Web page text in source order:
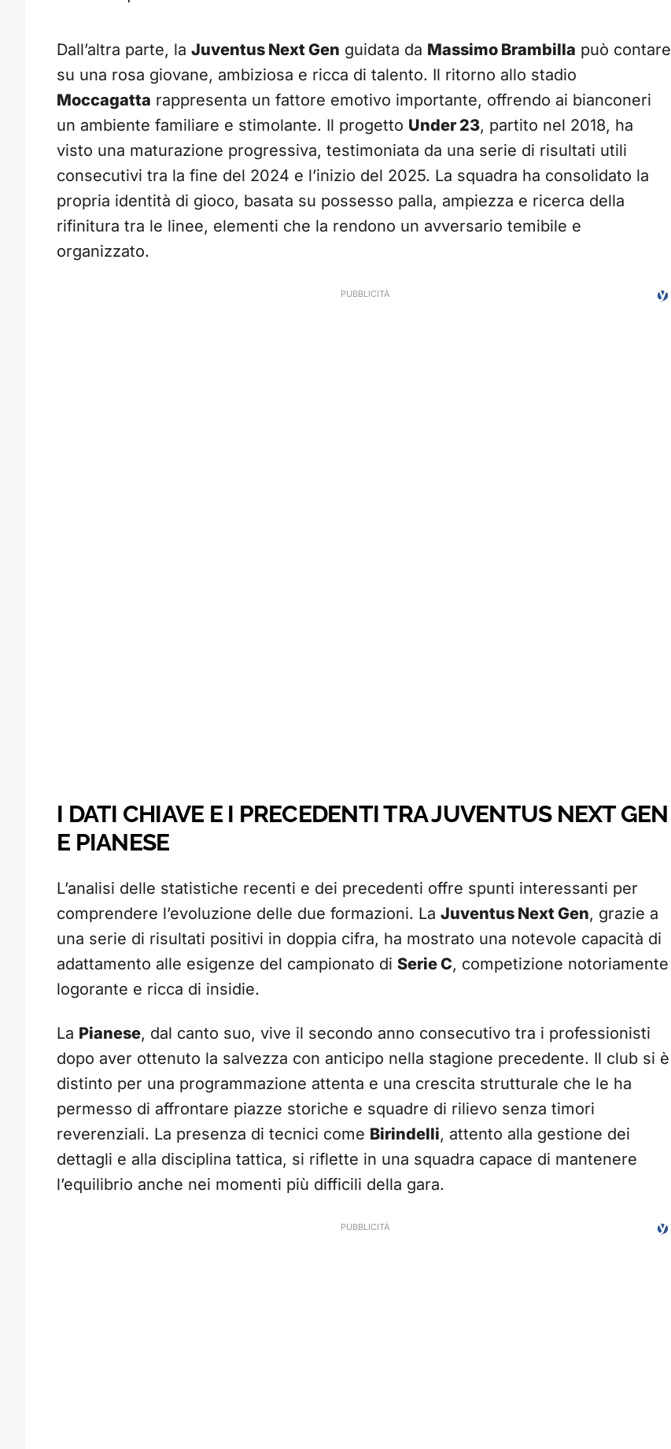
Dall’altra parte, la Juventus Next Gen guidata da Massimo Brambilla può contare
su una rosa giovane, ambiziosa e ricca di talento. Il ritorno allo stadio
Moccagatta rappresenta un fattore emotivo importante, offrendo ai bianconeri
un ambiente familiare e stimolante. Il progetto Under 23, partito nel 2018, ha
visto una maturazione progressiva, testimoniata da una serie di risultati utili
consecutivi tra la fine del 2024 e l’inizio del 2025. La squadra ha consolidato la
propria identità di gioco, basata su possesso palla, ampiezza e ricerca della
rifinitura tra le linee, elementi che la rendono un avversario temibile e
organizzato.
I DATI CHIAVE E I PRECEDENTI TRA JUVENTUS NEXT GEN
E PIANESE
L’analisi delle statistiche recenti e dei precedenti offre spunti interessanti per
comprendere l’evoluzione delle due formazioni. La Juventus Next Gen, grazie a
una serie di risultati positivi in doppia cifra, ha mostrato una notevole capacità di
adattamento alle esigenze del campionato di Serie C, competizione notoriamente
logorante e ricca di insidie.
La Pianese, dal canto suo, vive il secondo anno consecutivo tra i professionisti
dopo aver ottenuto la salvezza con anticipo nella stagione precedente. Il club si è
distinto per una programmazione attenta e una crescita strutturale che le ha
permesso di affrontare piazze storiche e squadre di rilievo senza timori
reverenziali. La presenza di tecnici come Birindelli, attento alla gestione dei
dettagli e alla disciplina tattica, si riflette in una squadra capace di mantenere
l’equilibrio anche nei momenti più difficili della gara.